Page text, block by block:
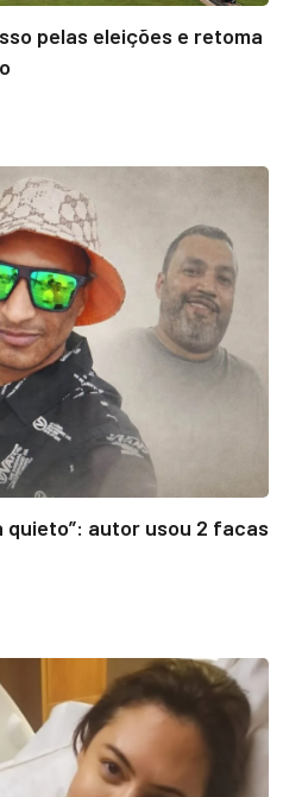
pelas eleições e retoma
quieto”: autor usou 2 facas